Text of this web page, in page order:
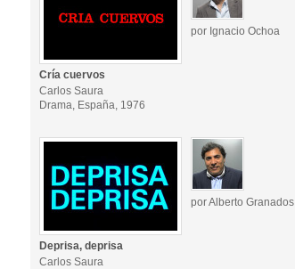
por Ignacio Ochoa
Cría cuervos
Carlos Saura
Drama, España, 1976
por Alberto Granados
Deprisa, deprisa
Carlos Saura